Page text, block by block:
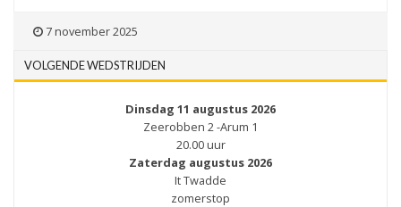
7 november 2025
VOLGENDE WEDSTRIJDEN
Dinsdag 11 augustus 2026
Zeerobben 2 -Arum 1
20.00 uur
Zaterdag augustus 2026
It Twadde
zomerstop